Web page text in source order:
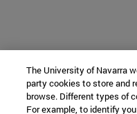
The University of Navarra
party cookies to store and
browse. Different types of
For example, to identify